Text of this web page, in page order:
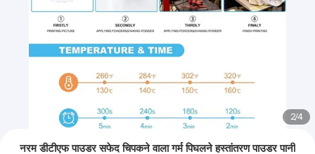
2/4
नरम डीटीएफ पाउडर सफेद चिपकने वाला गर्म पिघलने हस्तांतरण पाउडर पानी